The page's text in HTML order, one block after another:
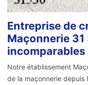
Entreprise de
Maçonnerie
incomparables
Notre établissement
de la maçonnerie depuis